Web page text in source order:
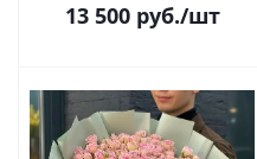
13 500руб./шт